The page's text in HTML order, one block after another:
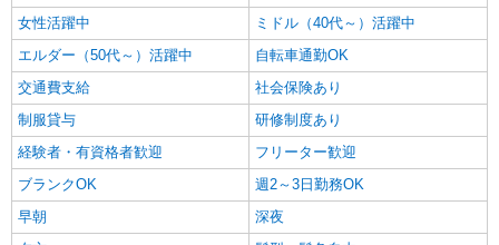
女性活躍中
ミドル（40代～）活躍中
エルダー（50代～）活躍中
自転車通勤OK
交通費支給
社会保険あり
制服貸与
研修制度あり
経験者・有資格者歓迎
フリーター歓迎
ブランクOK
週2～3日勤務OK
早朝
深夜